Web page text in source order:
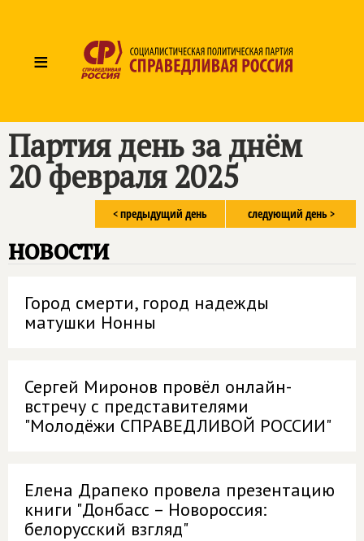
≡
Партия день за днём
20 февраля 2025
следующий день >
< предыдущий день
новости
Город смерти, город надежды
матушки Нонны
Сергей Миронов провёл онлайн-
встречу с представителями
"Молодёжи СПРАВЕДЛИВОЙ РОССИИ"
Елена Драпеко провела презентацию
книги "Донбасс – Новороссия:
белорусский взгляд"